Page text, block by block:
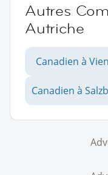
Autres
Autriche
Canadien à
Canadien à